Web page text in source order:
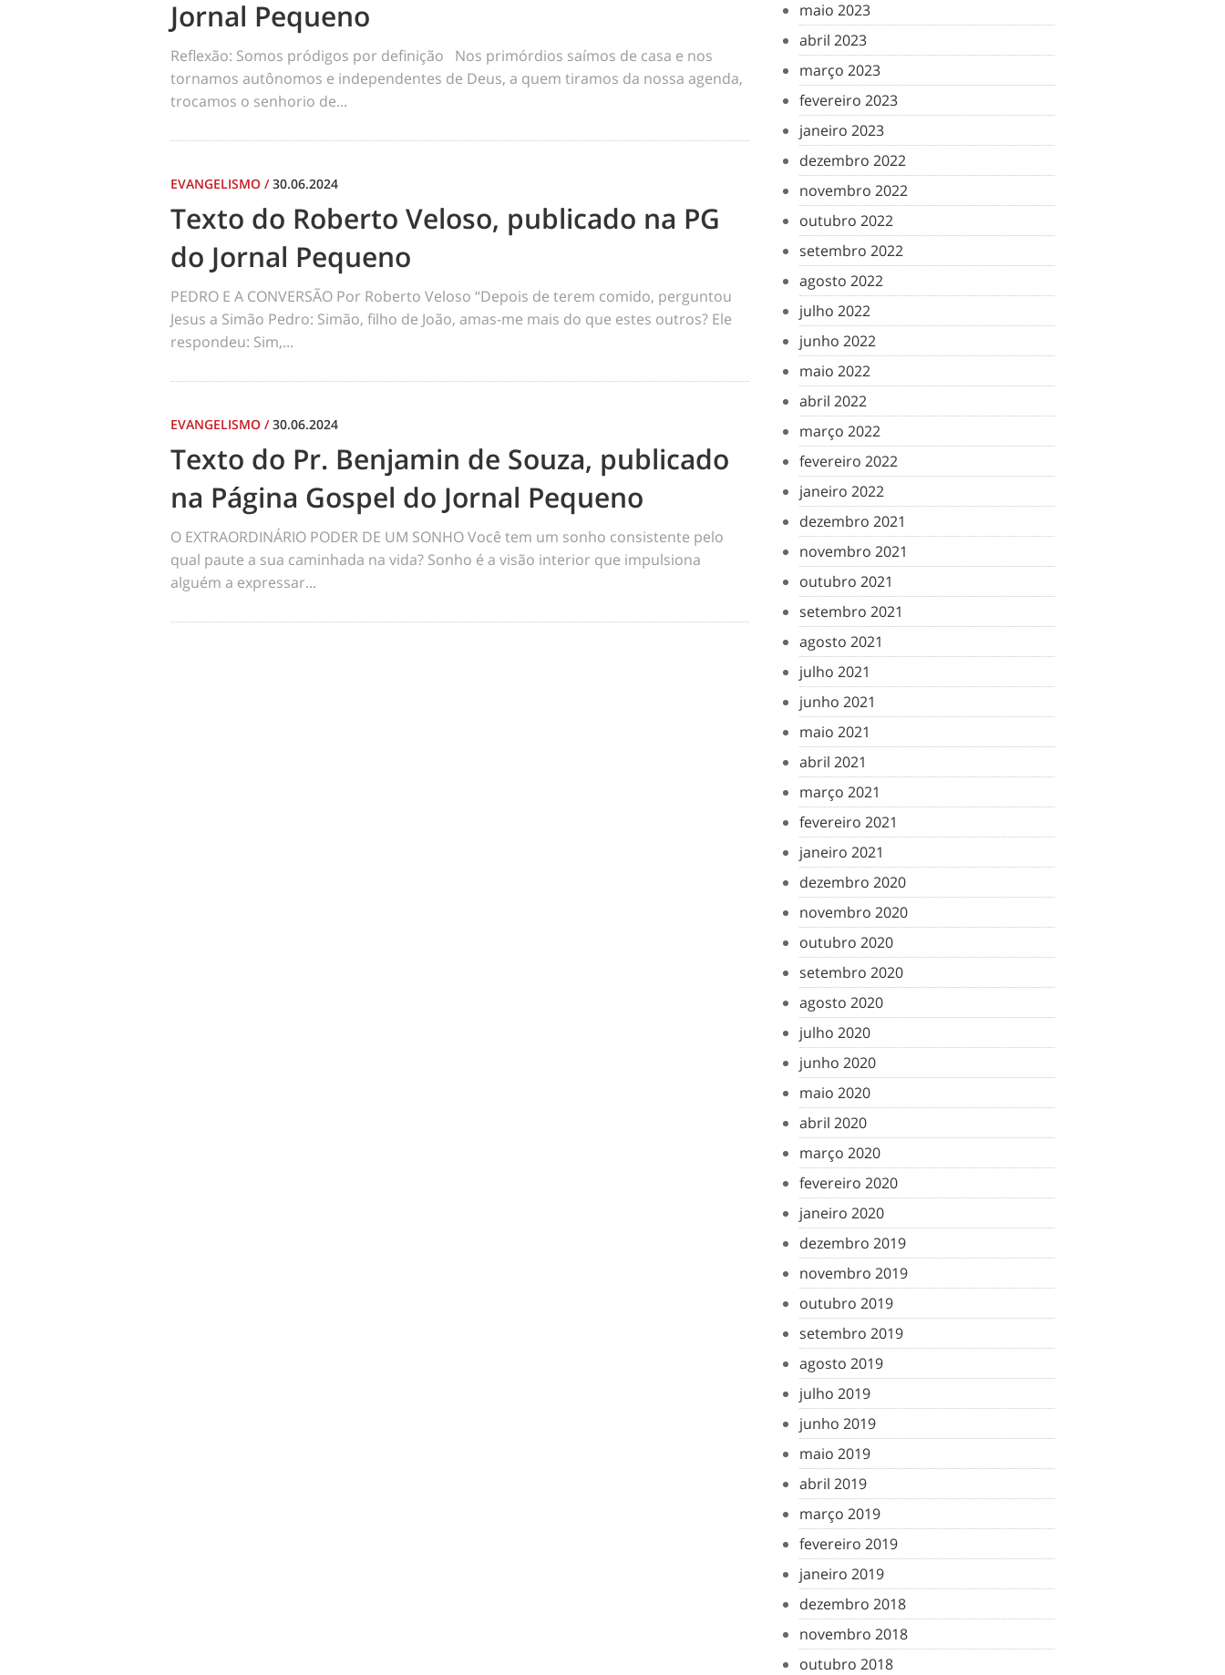
Jornal Pequeno
Reflexão: Somos pródigos por definição Nos primórdios saímos de casa e nos
tornamos autônomos e independentes de Deus, a quem tiramos da nossa agenda,
trocamos o senhorio de...
EVANGELISMO /30.06.2024
Texto do Roberto Veloso, publicado na PG
do Jornal Pequeno
PEDRO E A CONVERSÃO Por Roberto Veloso “Depois de terem comido, perguntou
Jesus a Simão Pedro: Simão, filho de João, amas-me mais do que estes outros? Ele
respondeu: Sim,...
EVANGELISMO /30.06.2024
Texto do Pr. Benjamin de Souza, publicado
na Página Gospel do Jornal Pequeno
O EXTRAORDINÁRIO PODER DE UM SONHO Você tem um sonho consistente pelo
qual paute a sua caminhada na vida? Sonho é a visão interior que impulsiona
alguém a expressar...
maio 2023
abril 2023
março 2023
fevereiro 2023
janeiro 2023
dezembro 2022
novembro 2022
outubro 2022
setembro 2022
agosto 2022
julho 2022
junho 2022
maio 2022
abril 2022
março 2022
fevereiro 2022
janeiro 2022
dezembro 2021
novembro 2021
outubro 2021
setembro 2021
agosto 2021
julho 2021
junho 2021
maio 2021
abril 2021
março 2021
fevereiro 2021
janeiro 2021
dezembro 2020
novembro 2020
outubro 2020
setembro 2020
agosto 2020
julho 2020
junho 2020
maio 2020
abril 2020
março 2020
fevereiro 2020
janeiro 2020
dezembro 2019
novembro 2019
outubro 2019
setembro 2019
agosto 2019
julho 2019
junho 2019
maio 2019
abril 2019
março 2019
fevereiro 2019
janeiro 2019
dezembro 2018
novembro 2018
outubro 2018